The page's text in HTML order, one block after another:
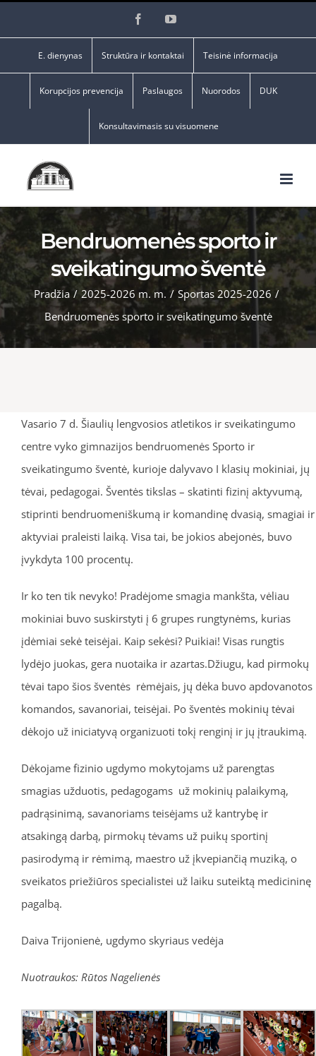
FacebookYouTube
E. dienynas Struktūra ir kontaktai Teisinė informacija
Korupcijos prevencija Paslaugos Nuorodos DUK
Konsultavimasis su visuomene
Bendruomenės sporto ir
sveikatingumo šventė
Pradžia / 2025-2026 m. m. / Sportas 2025-2026 /
Bendruomenės sporto ir sveikatingumo šventė
Vasario 7 d. Šiaulių lengvosios atletikos ir sveikatingumo
centre vyko gimnazijos bendruomenės Sporto ir
sveikatingumo šventė, kurioje dalyvavo I klasių mokiniai, jų
tėvai, pedagogai. Šventės tikslas – skatinti fizinį aktyvumą,
stiprinti bendruomeniškumą ir komandinę dvasią, smagiai ir
aktyviai praleisti laiką. Visa tai, be jokios abejonės, buvo
įvykdyta 100 procentų.
Ir ko ten tik nevyko! Pradėjome smagia mankšta, vėliau
mokiniai buvo suskirstyti į 6 grupes rungtynėms, kurias
įdėmiai sekė teisėjai. Kaip sekėsi? Puikiai! Visas rungtis
lydėjo juokas, gera nuotaika ir azartas.Džiugu, kad pirmokų
tėvai tapo šios šventės rėmėjais, jų dėka buvo apdovanotos
komandos, savanoriai, teisėjai. Po šventės mokinių tėvai
dėkojo už iniciatyvą organizuoti tokį renginį ir jų įtraukimą.
Dėkojame fizinio ugdymo mokytojams už parengtas
smagias užduotis, pedagogams už mokinių palaikymą,
padrąsinimą, savanoriams teisėjams už kantrybę ir
atsakingą darbą, pirmokų tėvams už puikų sportinį
pasirodymą ir rėmimą, maestro už įkvepiančią muziką, o
sveikatos priežiūros specialistei už laiku suteiktą medicininę
pagalbą.
Daiva Trijonienė, ugdymo skyriaus vedėja
Nuotraukos: Rūtos Nagelienės